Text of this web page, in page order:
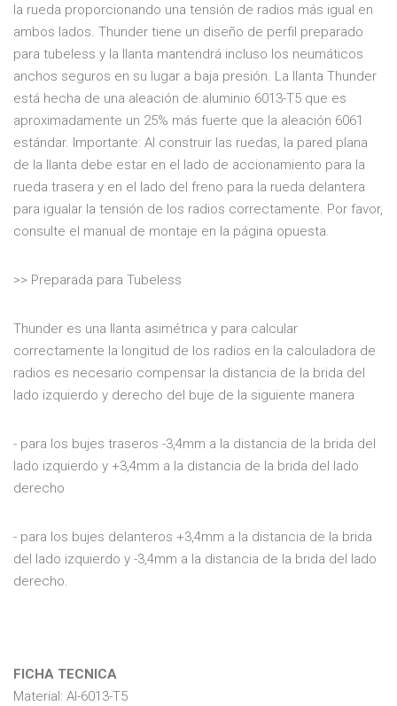
la rueda proporcionando una tensión de radios más igual en
ambos lados. Thunder tiene un diseño de perfil preparado
para tubeless y la llanta mantendrá incluso los neumáticos
anchos seguros en su lugar a baja presión. La llanta Thunder
está hecha de una aleación de aluminio 6013-T5 que es
aproximadamente un 25% más fuerte que la aleación 6061
estándar. Importante: Al construir las ruedas, la pared plana
de la llanta debe estar en el lado de accionamiento para la
rueda trasera y en el lado del freno para la rueda delantera
para igualar la tensión de los radios correctamente. Por favor,
consulte el manual de montaje en la página opuesta.
>> Preparada para Tubeless
Thunder es una llanta asimétrica y para calcular
correctamente la longitud de los radios en la calculadora de
radios es necesario compensar la distancia de la brida del
lado izquierdo y derecho del buje de la siguiente manera
- para los bujes traseros -3,4mm a la distancia de la brida del
lado izquierdo y +3,4mm a la distancia de la brida del lado
derecho
- para los bujes delanteros +3,4mm a la distancia de la brida
del lado izquierdo y -3,4mm a la distancia de la brida del lado
derecho.
FICHA TECNICA
Material: Al-6013-T5